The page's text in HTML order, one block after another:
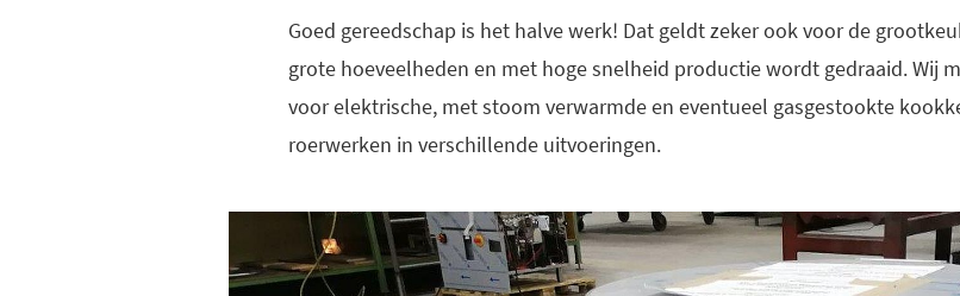
Goed gereedschap is het halve werk! Dat geldt zeker ook voor de
grote hoeveelheden en met hoge snelheid productie wordt gedraaid. Wij
voor elektrische, met stoom verwarmde en eventueel gasgestookte
roerwerken in verschillende uitvoeringen.